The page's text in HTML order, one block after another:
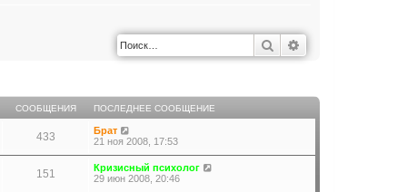
Поиск
СООБЩЕНИЯ ПОСЛЕДНЕЕ СООБЩЕНИЕ
433 Брат
е
й
т
21 ноя 2008, 17:53
151 Кризисный психолог
29 июн 2008, 20:46